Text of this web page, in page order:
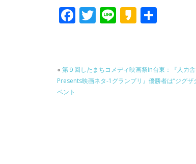
F
b
o
T
er
Li K
a
o
« 第９回したまちコメディ映画祭in台東：『人力
Presents映画ネタ-1グランプリ』優勝者は“ジグザ
ベント